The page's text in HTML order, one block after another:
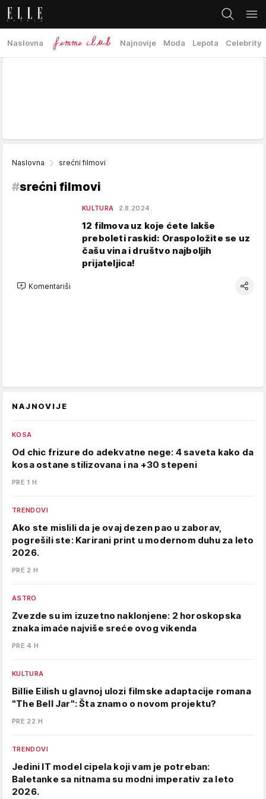
Naslovna Najnovije Moda Lepota Celebrity
Naslovna srećni filmovi
#srećni filmovi
KULTURA 2.8.2024.
12 filmova uz koje ćete lakše
preboleti raskid: Oraspoložite se uz
čašu vina i društvo najboljih
prijateljica!
Komentariši
NAJNOVIJE
KOSA
Od chic frizure do adekvatne nege: 4 saveta kako da
kosa ostane stilizovana i na +30 stepeni
PRE 1 H
TRENDOVI
Ako ste mislili da je ovaj dezen pao u zaborav,
pogrešili ste: Karirani print u modernom duhu za leto
2026.
PRE 2 H
ASTRO
Zvezde su im izuzetno naklonjene: 2 horoskopska
znaka imaće najviše sreće ovog vikenda
PRE 4 H
KULTURA
Billie Eilish u glavnoj ulozi filmske adaptacije romana
"The Bell Jar": Šta znamo o novom projektu?
PRE 22 H
TRENDOVI
Jedini IT model cipela koji vam je potreban:
Baletanke sa nitnama su modni imperativ za leto
2026.